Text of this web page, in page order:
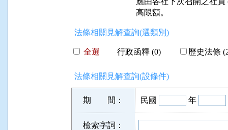
    高限額。
法條相關見解查詢(選類別)
全選 行政函釋 (0) 歷史法條
法條相關見解查詢(設條件)
期 間： 民國 年
檢索字詞：